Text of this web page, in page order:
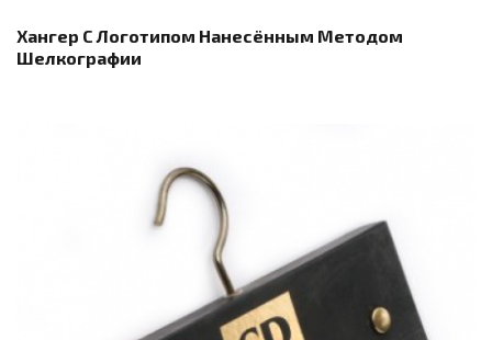
Хангер С Логотипом Нанесённым Методом
Шелкографии